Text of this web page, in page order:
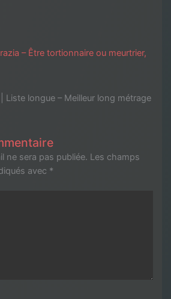
– Être tortionnaire ou meurtrier,
Liste longue – Meilleur long métrage
ne sera pas publiée. Les champs
avec *